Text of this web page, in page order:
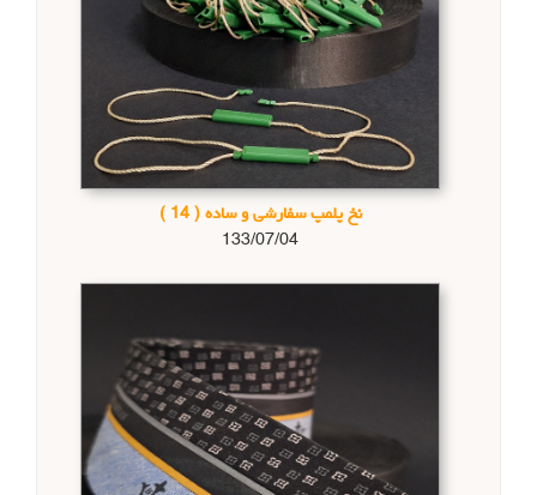
نخ پلمپ سفارشی و ساده( 14 )
133/07/04